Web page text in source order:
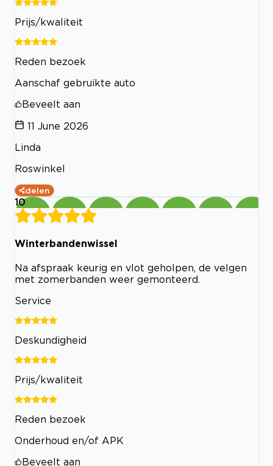
Prijs/kwaliteit
Reden bezoek
Aanschaf gebruikte auto
Beveelt aan
11 June 2026
Linda
Roswinkel
delen
10
Winterbandenwissel
Na afspraak keurig en vlot geholpen, de velgen
met zomerbanden weer gemonteerd.
Service
Deskundigheid
Prijs/kwaliteit
Reden bezoek
Onderhoud en/of APK
Beveelt aan